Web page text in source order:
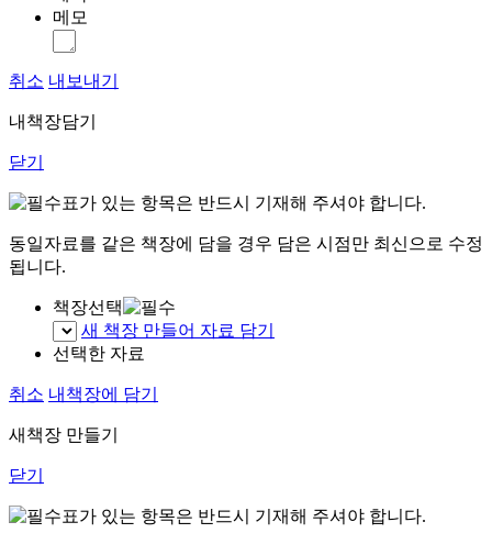
메모
취소 내보내기
내책장담기
닫기
표가 있는 항목은 반드시 기재해 주셔야 합니다.
동일자료를 같은 책장에 담을 경우 담은 시점만 최신으로 수정
됩니다.
책장선택
새 책장 만들어 자료 담기
선택한 자료
취소 내책장에 담기
새책장 만들기
닫기
표가 있는 항목은 반드시 기재해 주셔야 합니다.